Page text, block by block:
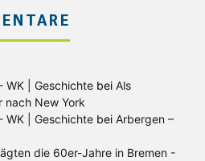
WK | Geschichte bei Als
nach New York
WK | Geschichte bei Arbergen –
die 60er-Jahre in Bremen -